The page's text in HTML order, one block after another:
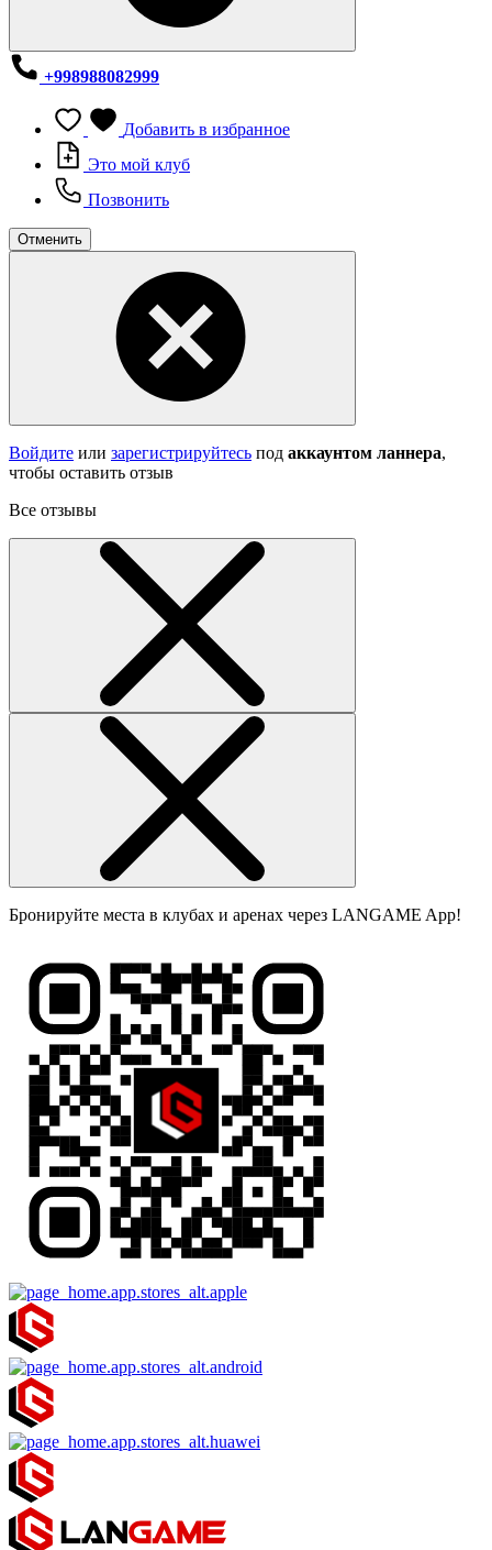
+998988082999
Добавить в избранное
Это мой клуб
Позвонить
Отменить
Войдите или зарегистрируйтесь под аккаунтом ланнера,
чтобы оставить отзыв
Все отзывы
Бронируйте места в клубах и аренах через LANGAME App!